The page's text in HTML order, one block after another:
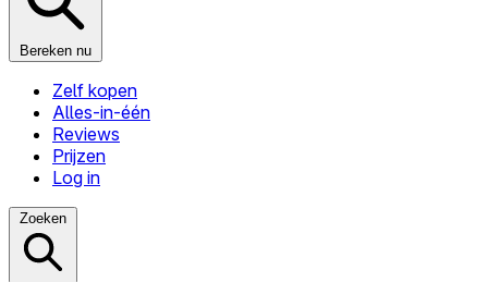
Bereken nu
Zelf kopen
Alles-in-één
Reviews
Prijzen
Log in
Zoeken